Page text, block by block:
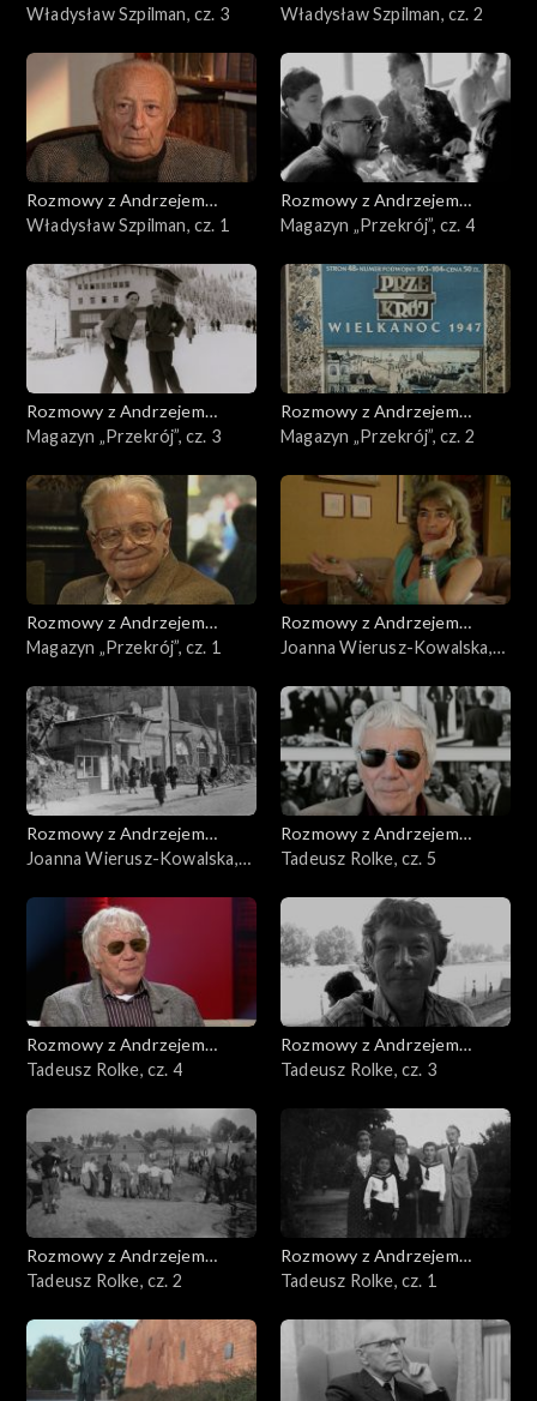
Doboszem
Władysław Szpilman, cz. 3
Doboszem
Władysław Szpilman, cz. 2
Rozmowy z Andrzejem
Doboszem
Władysław Szpilman, cz. 1
Rozmowy z Andrzejem
Doboszem
Magazyn „Przekrój”, cz. 4
Rozmowy z Andrzejem
Doboszem
Magazyn „Przekrój”, cz. 3
Rozmowy z Andrzejem
Doboszem
Magazyn „Przekrój”, cz. 2
Rozmowy z Andrzejem
Doboszem
Magazyn „Przekrój”, cz. 1
Rozmowy z Andrzejem
Doboszem
Joanna Wierusz-Kowalska,
Rozmowy z Andrzejem
Doboszem
Joanna Wierusz-Kowalska,
Rozmowy z Andrzejem
Doboszem
Tadeusz Rolke, cz. 5
Rozmowy z Andrzejem
Doboszem
Tadeusz Rolke, cz. 4
Rozmowy z Andrzejem
Doboszem
Tadeusz Rolke, cz. 3
Rozmowy z Andrzejem
Doboszem
Tadeusz Rolke, cz. 2
Rozmowy z Andrzejem
Doboszem
Tadeusz Rolke, cz. 1